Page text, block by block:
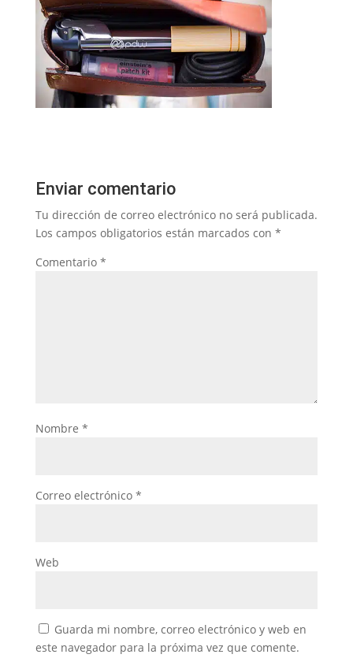
Enviar comentario
Tu dirección de correo electrónico no será publicada.
Los campos obligatorios están marcados con *
Comentario *
Nombre *
Correo electrónico *
Web
Guarda mi nombre, correo electrónico y web en
este navegador para la próxima vez que comente.